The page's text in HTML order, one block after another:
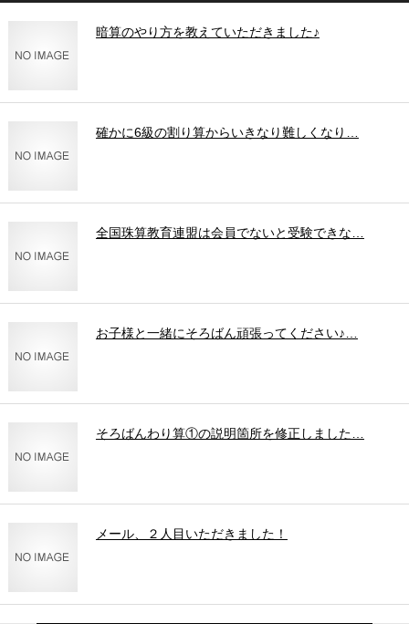
暗算のやり方を教えていただきました♪
確かに6級の割り算からいきなり難しくなり…
全国珠算教育連盟は会員でないと受験できな…
お子様と一緒にそろばん頑張ってください♪…
そろばんわり算①の説明箇所を修正しました…
メール、２人目いただきました！